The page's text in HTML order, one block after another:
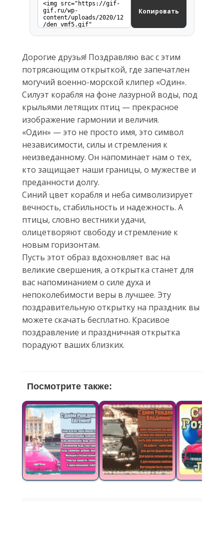
Копировать
Дорогие друзья! Поздравляю вас с этим
потрясающим открыткой, где запечатлен
могучий военно-морской клипер «Один».
Силуэт корабля на фоне лазурной воды, под
крыльями летящих птиц — прекрасное
изображение гармонии и величия.
«Один» — это не просто имя, это символ
независимости, силы и стремления к
неизведанному. Он напоминает нам о тех,
кто защищает наши границы, о мужестве и
преданности долгу.
Синий цвет корабля и неба символизирует
вечность, стабильность и надежность. А
птицы, словно вестники удачи,
олицетворяют свободу и стремление к
новым горизонтам.
Пусть этот образ вдохновляет вас на
великие свершения, а открытка станет для
вас напоминанием о силе духа и
непоколебимости веры в лучшее. Эту
поздравительную открытку на праздник вы
можете скачать бесплатно. Красивое
поздравление и праздничная открытка
порадуют ваших близких.
Посмотрите также: